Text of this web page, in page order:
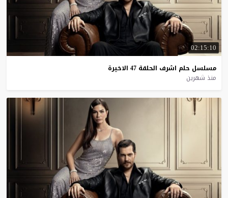
02:15:10
مسلسل حلم اشرف الحلقة 47 الاخيرة
منذ شهرين